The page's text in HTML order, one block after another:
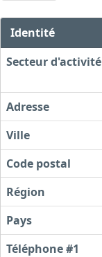
Identité
Secteur d'activité
Adresse
Ville
Code postal
Région
Pays
Téléphone #1